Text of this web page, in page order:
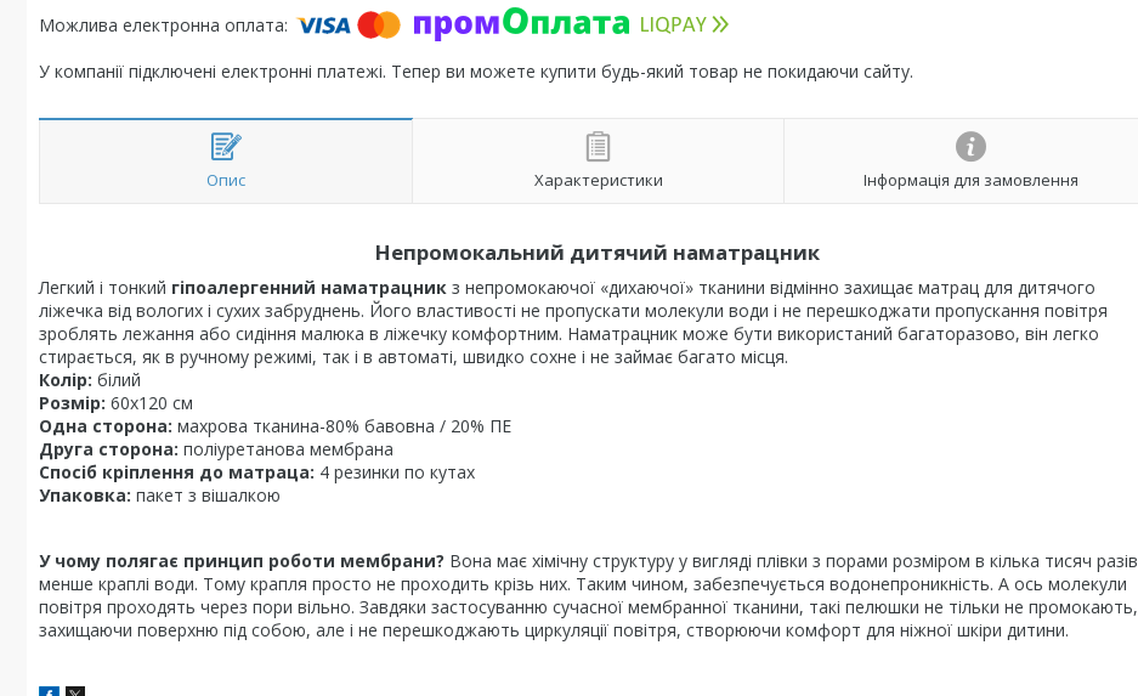
У компанії підключені електронні платежі. Тепер ви можете купити будь-який товар не покидаючи сайту.
Опис Характеристики Інформація для замовлення
Непромокальний дитячий наматрацник
Легкий і тонкий гіпоалергенний наматрацник з непромокаючої «дихаючої» тканини відмінно захищає матрац для дитячого
ліжечка від вологих і сухих забруднень. Його властивості не пропускати молекули води і не перешкоджати пропускання повітря
зроблять лежання або сидіння малюка в ліжечку комфортним. Наматрацник може бути використаний багаторазово, він легко
стирається, як в ручному режимі, так і в автоматі, швидко сохне і не займає багато місця.
Колір: білий
Розмір: 60х120 см
Одна сторона: махрова тканина-80% бавовна / 20% ПЕ
Друга сторона: поліуретанова мембрана
Спосіб кріплення до матраца: 4 резинки по кутах
Упаковка: пакет з вішалкою
У чому полягає принцип роботи мембрани? Вона має хімічну структуру у вигляді плівки з порами розміром в кілька тисяч разів
менше краплі води. Тому крапля просто не проходить крізь них. Таким чином, забезпечується водонепроникність. А ось молекули
повітря проходять через пори вільно. Завдяки застосуванню сучасної мембранної тканини, такі пелюшки не тільки не промокають,
захищаючи поверхню під собою, але і не перешкоджають циркуляції повітря, створюючи комфорт для ніжної шкіри дитини.